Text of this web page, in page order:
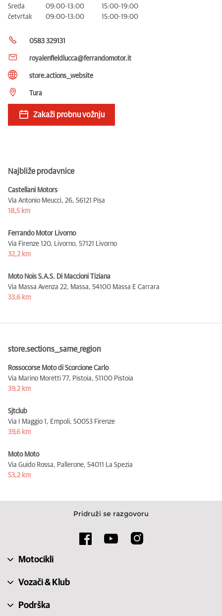
Sreda
09:00-13:00
15:00-19:00
četvrtak
09:00-13:00 15:00-19:00
0583 329131
royalenfieldlucca@ferrandomotor.it
store.actions__website
Tura
Zakaži probnu vožnju
Najbliže prodavnice
Castellani Motors
Via Antonio Meucci, 26, 56121 Pisa
18,5 km
Ferrando Motor Livorno
Via Firenze 120, Livorno, 57121 Livorno
32,2 km
Moto Nois S.A.S. Di Maccioni Tiziana
Via Massa Avenza 22, Massa, 54100 Massa E Carrara
33,6 km
store.sections__same_region
Rossocorse Moto di Scorcione Carlo
Via Marino Moretti 77, Pistoia, 51100 Pistoia
39,2 km
Sjtclub
Via I Maggio 1, Empoli, 50053 Firenze
39,6 km
Moto Moto
Via Guido Rossa, Pallerone, 54011 La Spezia
53,2 km
Pridruži se razgovoru
Motocikli
Vozači & Klub
Podrška